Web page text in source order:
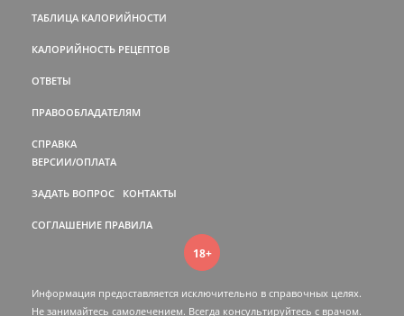
ТАБЛИЦА КАЛОРИЙНОСТИ
КАЛОРИЙНОСТЬ РЕЦЕПТОВ
ОТВЕТЫ
ПРАВООБЛАДАТЕЛЯМ
СПРАВКА
ВЕРСИИ/ОПЛАТА
ЗАДАТЬ ВОПРОС КОНТАКТЫ
СОГЛАШЕНИЕ ПРАВИЛА
18+
Информация предоставляется исключительно в справочных целях.
Не занимайтесь самолечением. Всегда консультируйтесь c врачом.